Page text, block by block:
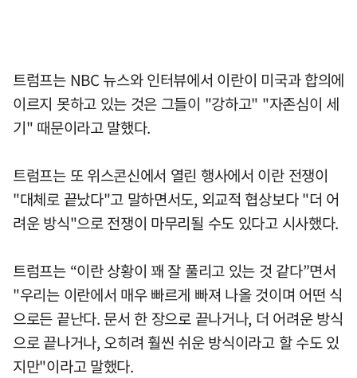
트럼프는 NBC 뉴스와 인터뷰에서 이란이 미국과 합의에
이르지 못하고 있는 것은 그들이 "강하고" "자존심이 세
기" 때문이라고 말했다.
트럼프는 또 위스콘신에서 열린 행사에서 이란 전쟁이
"대체로 끝났다"고 말하면서도, 외교적 협상보다 "더 어
려운 방식"으로 전쟁이 마무리될 수도 있다고 시사했다.
트럼프는 “이란 상황이 꽤 잘 풀리고 있는 것 같다”면서
"우리는 이란에서 매우 빠르게 빠져 나올 것이며 어떤 식
으로든 끝난다. 문서 한 장으로 끝나거나, 더 어려운 방식
으로 끝나거나, 오히려 훨씬 쉬운 방식이라고 할 수도 있
지만"이라고 말했다.